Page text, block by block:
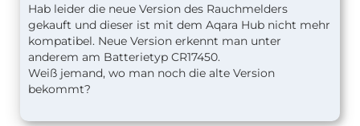
Hab leider die neue Version des Rauchmelders
gekauft und dieser ist mit dem Aqara Hub nicht mehr
kompatibel. Neue Version erkennt man unter
anderem am Batterietyp CR17450.
Weiß jemand, wo man noch die alte Version
bekommt?